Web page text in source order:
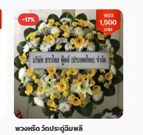
-17%
พวงหรีด วัดประดู่ฉิมพลี